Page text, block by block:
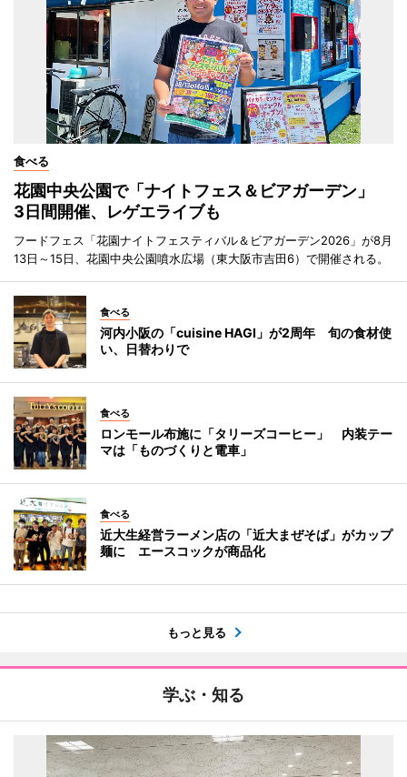
食べる
花園中央公園で「ナイトフェス＆ビアガーデン」
3日間開催、レゲエライブも
フードフェス「花園ナイトフェスティバル＆ビアガーデン2026」が8月
13日～15日、花園中央公園噴水広場（東大阪市吉田6）で開催される。
食べる
河内小阪の「cuisine HAGI」が2周年 旬の食材使
い、日替わりで
食べる
ロンモール布施に「タリーズコーヒー」 内装テー
マは「ものづくりと電車」
食べる
近大生経営ラーメン店の「近大まぜそば」がカップ
麺に エースコックが商品化
もっと見る
学ぶ・知る